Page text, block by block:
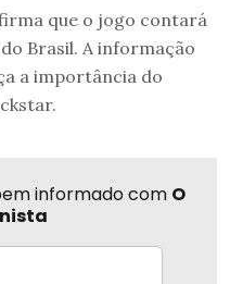
que o jogo contará
Brasil. A informação
a importância do
informado com O